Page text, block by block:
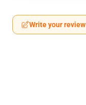
Write your review